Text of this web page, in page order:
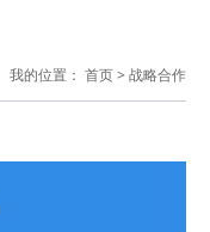
我的位置： 首页> 战略合作